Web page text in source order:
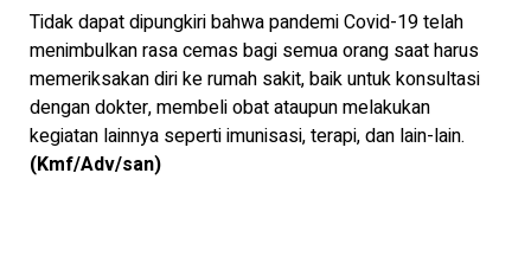
Tidak dapat dipungkiri bahwa pandemi Covid-19 telah
menimbulkan rasa cemas bagi semua orang saat harus
memeriksakan diri ke rumah sakit, baik untuk konsultasi
dengan dokter, membeli obat ataupun melakukan
kegiatan lainnya seperti imunisasi, terapi, dan lain-lain.
(Kmf/Adv/san)